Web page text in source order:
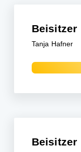
Beisitzer
Tanja Hafner
Beisitzer